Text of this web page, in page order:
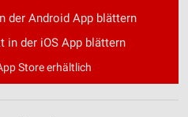
der Android App blättern
in der iOS App blättern
Store erhältlich